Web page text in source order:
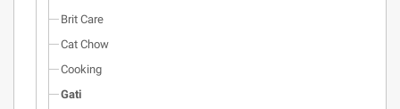
Brit Care
Cat Chow
Cooking
Gati